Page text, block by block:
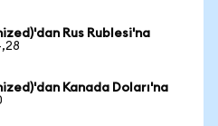
Rus Rublesi'na
Kanada Doları'na